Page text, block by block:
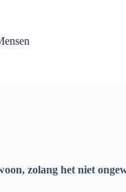
zolang het niet